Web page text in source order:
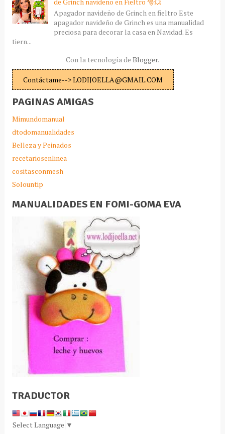
Apagador navideño de Grinch en fieltro Este
apagador navideño de Grinch es una manualidad
preciosa para decorar la casa en Navidad. Es
tiern...
Con la tecnología de Blogger.
Contáctame--> LODIJOELLA@GMAIL.COM
PAGINAS AMIGAS
Mimundomanual
dtodomanualidades
Belleza y Peinados
recetariosenlinea
cositasconmesh
Solountip
MANUALIDADES EN FOMI-GOMA EVA
TRADUCTOR
Select Language ▼